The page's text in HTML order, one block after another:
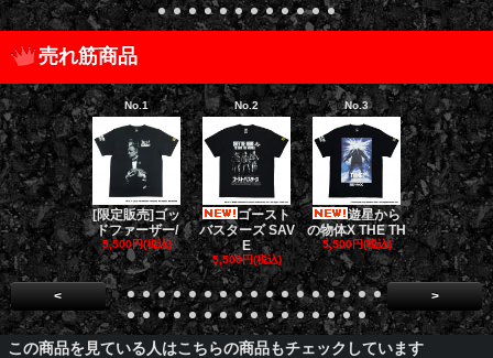
売れ筋商品
No.1
[限定販売]ゴッ
ドファーザー/
5,500円(税込)
No.2
ゴースト
バスターズ SAV
E
5,500円(税込)
No.3
遊星から
の物体X THE TH
5,500円(税込)
No.4
ダークナイ
リロジー/
5,500円(税
< >
この商品を見ている人はこちらの商品もチェックしています